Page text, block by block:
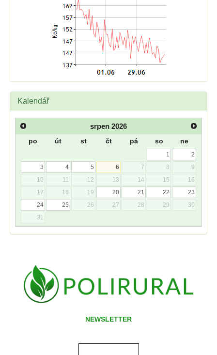
Kalendář
srpen 2026
po út st čt pá so ne
1
2
3
4 5 6 7 8
9
10
11 12 13 14 15
16
17
18 19 20 21 22
23
24
25 26 27 28 29
30
31
NEWSLETTER